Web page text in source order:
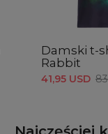
Damski t-
Rabbit
41,95 USD